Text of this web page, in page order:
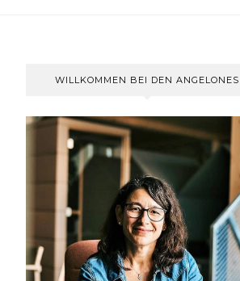
WILLKOMMEN BEI DEN ANGELONES